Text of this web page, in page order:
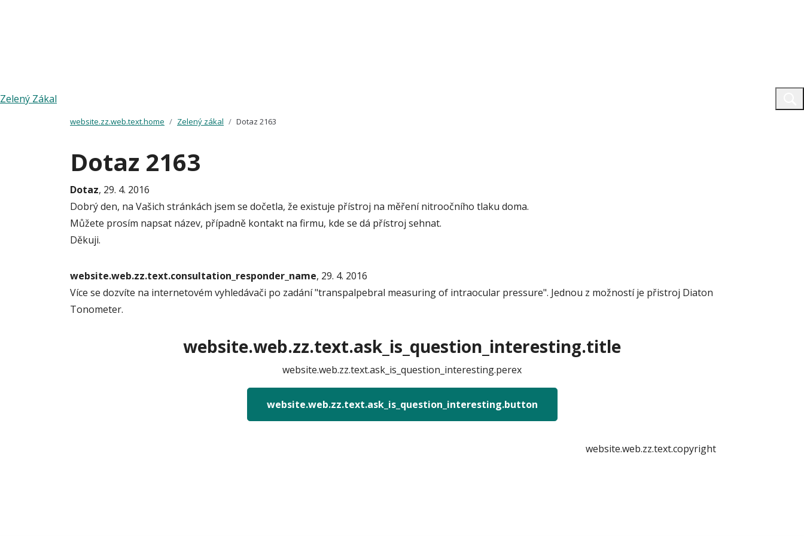
Zelený Zákal
website.zz.web.text.home Zelený zákal Dotaz 2163
Dotaz 2163
Dotaz, 29. 4. 2016
Dobrý den, na Vašich stránkách jsem se dočetla, že existuje přístroj na měření nitroočního tlaku doma.
Můžete prosím napsat název, případně kontakt na firmu, kde se dá přístroj sehnat.
Děkuji.
website.web.zz.text.consultation_responder_name, 29. 4. 2016
Více se dozvíte na internetovém vyhledávači po zadání "transpalpebral measuring of intraocular pressure". Jednou z možností je přistroj Diaton
Tonometer.
website.web.zz.text.ask_is_question_interesting.title
website.web.zz.text.ask_is_question_interesting.perex
website.web.zz.text.ask_is_question_interesting.button
website.web.zz.text.copyright